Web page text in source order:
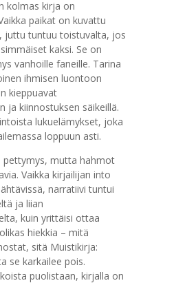
kolmas kirja on
paikat on kuvattu
juttu tuntuu toistuvalta, jos
kaksi. Se on
vanhoille faneille. Tarina
ihmisen luontoon
kieppuavat
ja kiinnostuksen säikeillä.
lukuelämykset, joka
loppuun asti.
pettymys, mutta hahmot
Vaikka kirjailijan into
narratiivi tuntui
ja liian
kuin yrittäisi ottaa
hiekkia – mitä
sitä Muistikirja:
se karkailee pois.
puolistaan, kirjalla on